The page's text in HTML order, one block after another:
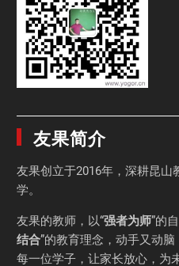
友果简介
友果创立于2016年，深耕昆山
学。
友果的教师，以“强者为师”的
结合”的教育理念，动手又动脑
每一位学子，让家长放心，为